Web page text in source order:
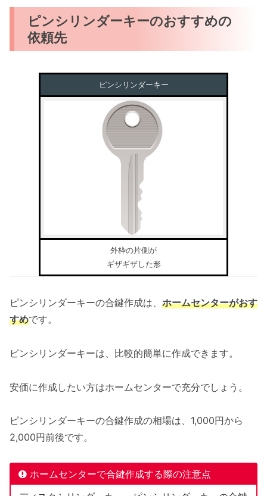
ピンシリンダーキーのおすすめの
依頼先
ピンシリンダーキー
外枠の片側が
ギザギザした形
ピンシリンダーキーの合鍵作成は、 ホームセンターがおす
すめです。
ピンシリンダーキーは、比較的簡単に作成できます。
安価に作成したい方はホームセンターで充分でしょう。
ピンシリンダーキーの合鍵作成の相場は、1,000円から
2,000円前後です。
ホームセンターで合鍵作成する際の注意点